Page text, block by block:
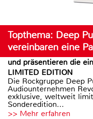
Topthema: Deep
vereinbaren eine
und präsentieren die
LIMITED EDITION
Die Rockgruppe Deep
Audiounternehmen
exklusive, weltweit
Sonderedition...
>> Mehr erfahren